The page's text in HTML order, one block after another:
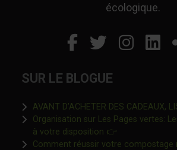
écologique.
Facebook
Ce lienTwitter
Ce lien
Ce
SUR LE BLOGUE
AVANT D’ACHETER DES CADEAUX,
Organisation sur Les Pages vertes:
à votre disposition 👉Ce lien
Comment réussir votre compostage